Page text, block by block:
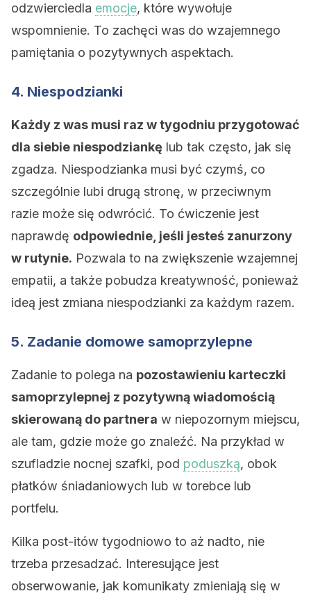
odzwierciedla emocje, które wywołuje
wspomnienie. To zachęci was do wzajemnego
pamiętania o pozytywnych aspektach.
4. Niespodzianki
Każdy z was musi raz w tygodniu przygotować
dla siebie niespodziankę lub tak często, jak się
zgadza. Niespodzianka musi być czymś, co
szczególnie lubi drugą stronę, w przeciwnym
razie może się odwrócić. To ćwiczenie jest
naprawdę odpowiednie, jeśli jesteś zanurzony
w rutynie. Pozwala to na zwiększenie wzajemnej
empatii, a także pobudza kreatywność, ponieważ
ideą jest zmiana niespodzianki za każdym razem.
5. Zadanie domowe samoprzylepne
Zadanie to polega na pozostawieniu karteczki
samoprzylepnej z pozytywną wiadomością
skierowaną do partnera w niepozornym miejscu,
ale tam, gdzie może go znaleźć. Na przykład w
szufladzie nocnej szafki, pod poduszką, obok
płatków śniadaniowych lub w torebce lub
portfelu.
Kilka post-itów tygodniowo to aż nadto, nie
trzeba przesadzać. Interesujące jest
obserwowanie, jak komunikaty zmieniają się w